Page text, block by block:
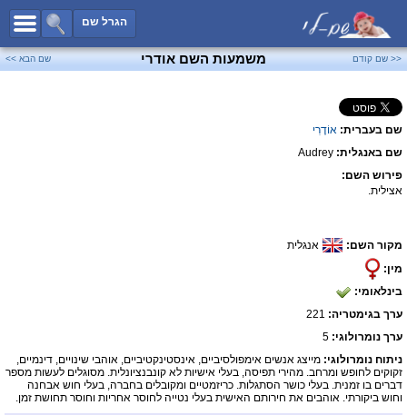
הגרל שם
כל השמות
שמות לבנים
פייסבוק
<< שם קודם משמעות השם אודרי שם הבא >>
שם בעברית: אוֹדֶרִי
שם באנגלית: Audrey
פירוש השם:
אצילית.
מקור השם:
אנגלית
מין:
בינלאומי:
ערך בגימטריה:
ערך נומרולוגי: 5
ניתוח נומרולוגי: מייצג אנשים אימפולסיביים, אינסטינקטיביים, אוהבי שינויים, דינמיים,
זקוקים לחופש ומרחב. מהירי תפיסה, בעלי אישיות לא קונבנציונלית. מסוגלים לעשות מספר
דברים בו זמנית. בעלי כושר הסתגלות. כריזמטיים ומקובלים בחברה, בעלי חוש אבחנה
וחוש ביקורתי. אוהבים את חירותם האישית בעלי נטייה לחוסר אחריות וחוסר תחושת זמן.